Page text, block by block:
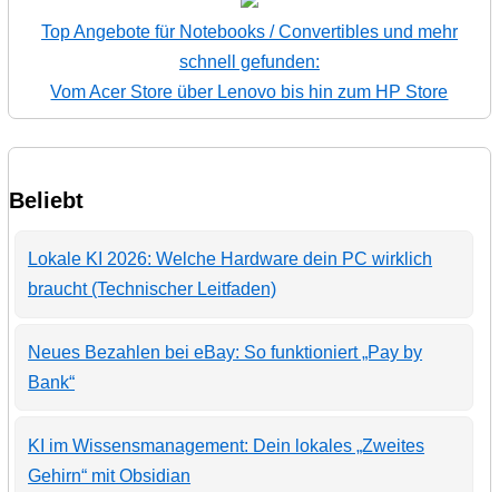
Top Angebote für Notebooks / Convertibles und mehr
schnell gefunden:
Vom Acer Store über Lenovo bis hin zum HP Store
Beliebt
Lokale KI 2026: Welche Hardware dein PC wirklich
braucht (Technischer Leitfaden)
Neues Bezahlen bei eBay: So funktioniert „Pay by
Bank“
KI im Wissensmanagement: Dein lokales „Zweites
Gehirn“ mit Obsidian